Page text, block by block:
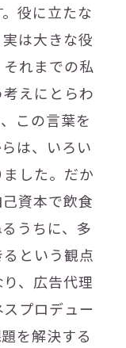
役に立たな
は大きな役
れまでの私
えにとらわ
この言葉を
は、いろい
した。だか
資本で飲食
うちに、多
という観点
、広告代理
プロデュー
を解決する